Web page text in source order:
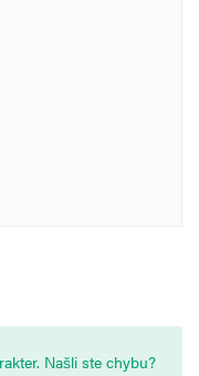
Našli ste chybu?